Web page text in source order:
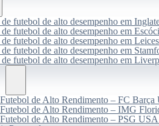
futebol de alto desempenho em
futebol de alto desempenho em
futebol de alto desempenho em
futebol de alto desempenho em
futebol de alto desempenho em
de Alto Rendimento – FC Barça
de Alto Rendimento – IMG
de Alto Rendimento – PSG